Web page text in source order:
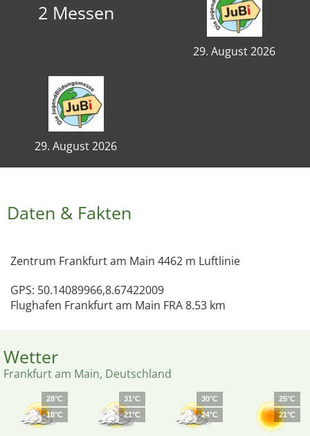
2 Messen
29. August 2026
29. August 2026
Daten & Fakten
Zentrum Frankfurt am Main 4462 m Luftlinie
GPS: 50.14089966,8.67422009
Flughafen Frankfurt am Main FRA 8.53 km
Wetter
Frankfurt am Main, Deutschland
28°C
18°C
31°C
21°C
30°C
24°C
25°C
21°C